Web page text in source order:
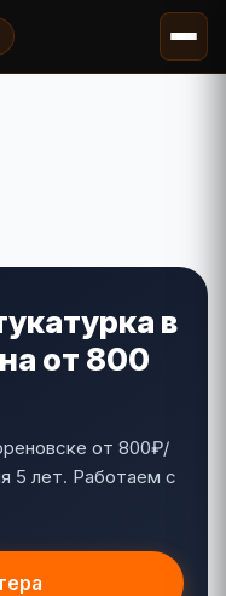
в
от 800
от 800₽/
5 лет. Работаем с